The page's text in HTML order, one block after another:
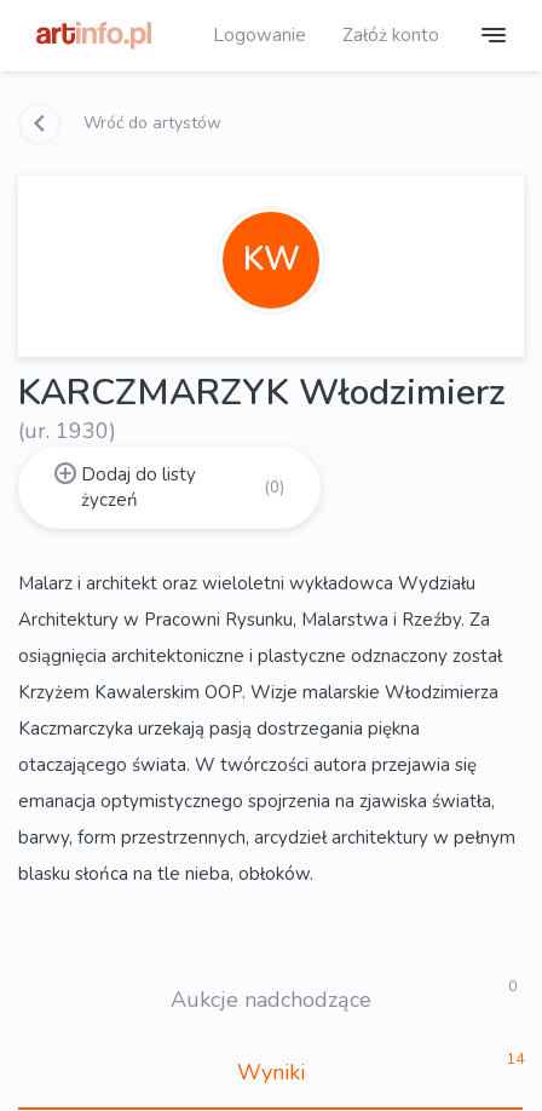
Logowanie Załóż konto
Wróć do artystów
KW
KARCZMARZYK Włodzimierz
(ur. 1930)
Dodaj do listy
życzeń
(0)
Malarz i architekt oraz wieloletni wykładowca Wydziału
Architektury w Pracowni Rysunku, Malarstwa i Rzeźby. Za
osiągnięcia architektoniczne i plastyczne odznaczony został
Krzyżem Kawalerskim OOP. Wizje malarskie Włodzimierza
Kaczmarczyka urzekają pasją dostrzegania piękna
otaczającego świata. W twórczości autora przejawia się
emanacja optymistycznego spojrzenia na zjawiska światła,
barwy, form przestrzennych, arcydzieł architektury w pełnym
blasku słońca na tle nieba, obłoków.
Aukcje nadchodzące 0
Wyniki 14